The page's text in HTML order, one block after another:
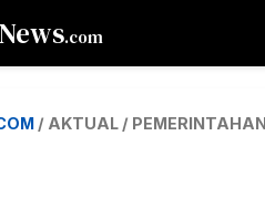
.com
/ AKTUAL /